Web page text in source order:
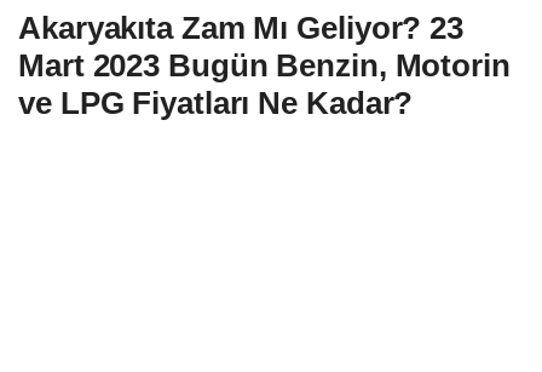
Akaryakıta Zam Mı Geliyor? 23
Mart 2023 Bugün Benzin, Motorin
ve LPG Fiyatları Ne Kadar?